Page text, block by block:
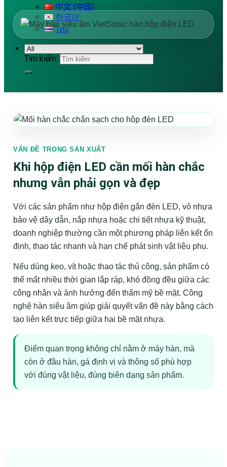
中文 (中国)
한국어
ไทย
Tìm kiếm:
VẤN ĐỀ TRONG SẢN XUẤT
Khi hộp điện LED cần mối hàn chắc
nhưng vẫn phải gọn và đẹp
Với các sản phẩm như hộp điện gắn đèn LED, vỏ nhựa
bảo vệ dây dẫn, nắp nhựa hoặc chi tiết nhựa kỹ thuật,
doanh nghiệp thường cần một phương pháp liên kết ổn
định, thao tác nhanh và hạn chế phát sinh vật liệu phụ.
Nếu dùng keo, vít hoặc thao tác thủ công, sản phẩm có
thể mất nhiều thời gian lắp ráp, khó đồng đều giữa các
công nhân và ảnh hưởng đến thẩm mỹ bề mặt. Công
nghệ hàn siêu âm giúp giải quyết vấn đề này bằng cách
tạo liên kết trực tiếp giữa hai bề mặt nhựa.
Điểm quan trọng không chỉ nằm ở máy hàn, mà
còn ở đầu hàn, gá định vị và thông số phù hợp
với đúng vật liệu, đúng biên dạng sản phẩm.